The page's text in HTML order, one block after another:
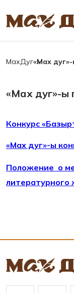
МахДуг«Мах
«Мах дуг»-ы
Конкурс
«Мах дуг»-ы
Положение о
литературного